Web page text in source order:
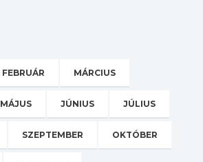
FEBRUÁR MÁRCIUS
MÁJUS JÚNIUS JÚLIUS
SZEPTEMBER OKTÓBER